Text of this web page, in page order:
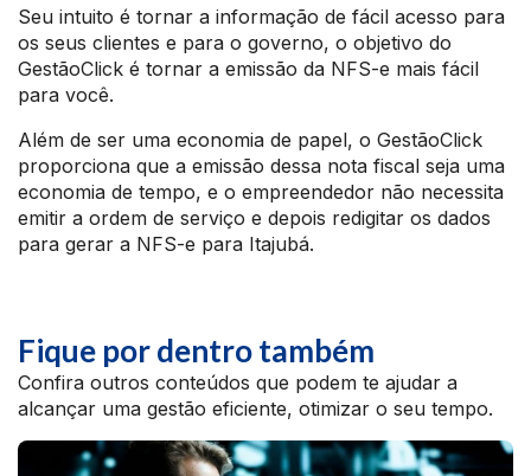
Seu intuito é tornar a informação de fácil acesso para
os seus clientes e para o governo, o objetivo do
GestãoClick é tornar a emissão da NFS-e mais fácil
para você.
Além de ser uma economia de papel, o GestãoClick
proporciona que a emissão dessa nota fiscal seja uma
economia de tempo, e o empreendedor não necessita
emitir a ordem de serviço e depois redigitar os dados
para gerar a NFS-e para Itajubá.
Fique por dentro também
Confira outros conteúdos que podem te ajudar a
alcançar uma gestão eficiente, otimizar o seu tempo.